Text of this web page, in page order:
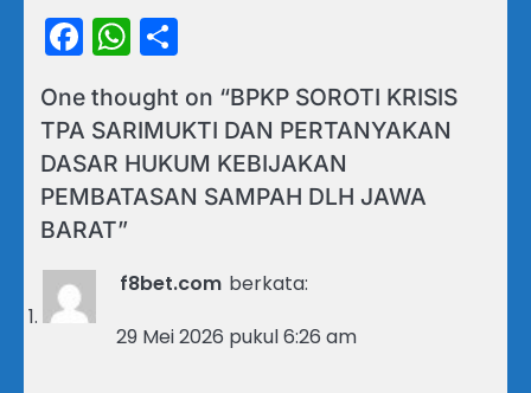
Facebook
WhatsApp
One thought on “BPKP SOROTI KRISIS
TPA SARIMUKTI DAN PERTANYAKAN
DASAR HUKUM KEBIJAKAN
PEMBATASAN SAMPAH DLH JAWA
BARAT”
f8bet.com berkata:
29 Mei 2026 pukul 6:26 am